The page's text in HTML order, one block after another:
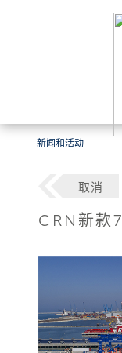
新闻和活动
取消
CRN新款